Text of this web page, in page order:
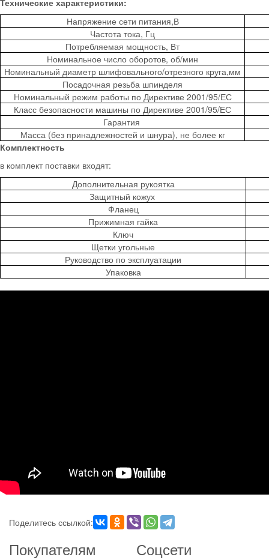
Технические характеристики:
Напряжение сети питания,В
Частота тока, Гц
Потребляемая мощность, Вт
Номинальное число оборотов, об/мин
Номинальный диаметр шлифовального/отрезного круга,мм
Посадочная резьба шпинделя
Номинальный режим работы по Директиве 2001/95/ЕС
Класс безопасности машины по Директиве 2001/95/ЕС
Гарантия
Масса (без принадлежностей и шнура), не более кг
Комплектность
в комплект поставки входят:
Дополнительная рукоятка
Защитный кожух
Фланец
Прижимная гайка
Ключ
Щетки угольные
Руководство по эксплуатации
Упаковка
Поделитесь ссылкой:
Покупателям Соцсети